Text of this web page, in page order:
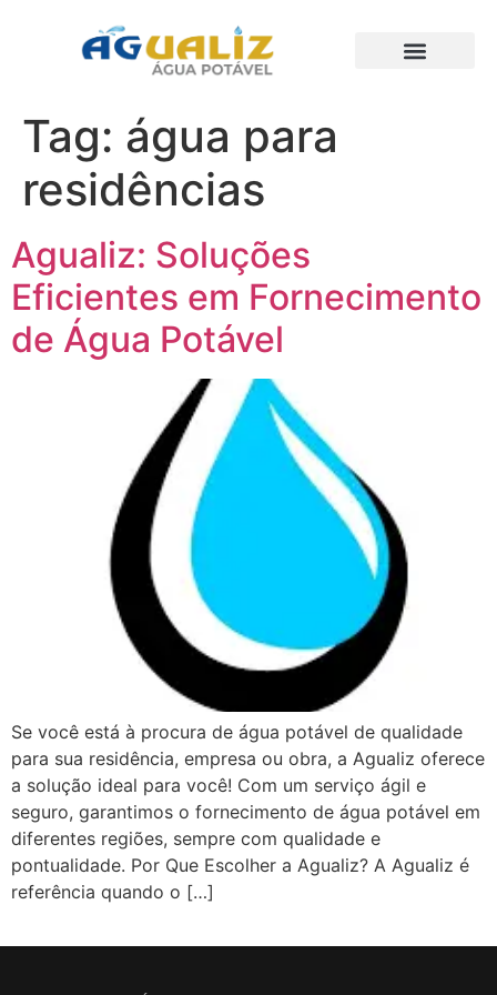
Tag: água para
residências
Agualiz: Soluções
Eficientes em Fornecimento
de Água Potável
Se você está à procura de água potável de qualidade
para sua residência, empresa ou obra, a Agualiz oferece
a solução ideal para você! Com um serviço ágil e
seguro, garantimos o fornecimento de água potável em
diferentes regiões, sempre com qualidade e
pontualidade. Por Que Escolher a Agualiz? A Agualiz é
referência quando o […]